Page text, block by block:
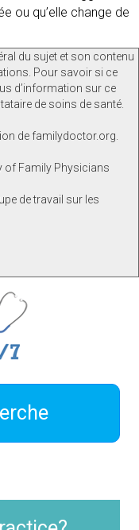
ou qu’elle change de
du sujet et son contenu
Pour savoir si ce
d’information sur ce
de soins de santé.
de familydoctor.org.
of Family Physicians
de travail sur les